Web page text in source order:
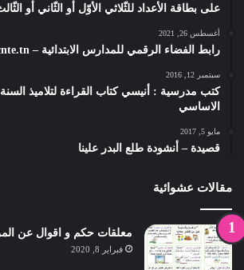
على بطاقة الأعداد للثّلاثي الأوّل أو الثّاني أو
أغسطس 26, 2021
رابط الفضاء الرقمي للمدارس الابتدائية – CNTE www.ent.cnte.tn
سبتمبر 12, 2016
كتب مدرسية : أنيسي كتاب القراءة لتلاميذ السنة
الاساسي
مايو 5, 2017
قصيدة – أنشودة طلع البدر علينا
مقالات عشوائية
معلقات حكم و اقوال عن
فبراير 8, 2020